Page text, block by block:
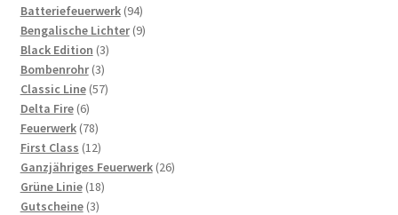
Produkte
Batteriefeuerwerk 9494
Produkte
Bengalische Lichter 99
Black Edition 33
Bombenrohr 33
Produkte
Classic Line 5757
Delta Fire 66
Produkte
Feuerwerk 7878
Produkte
First Class 1212
Produkte
Ganzjähriges Feuerwerk 2626
Grüne Linie 1818
Gutscheine 33